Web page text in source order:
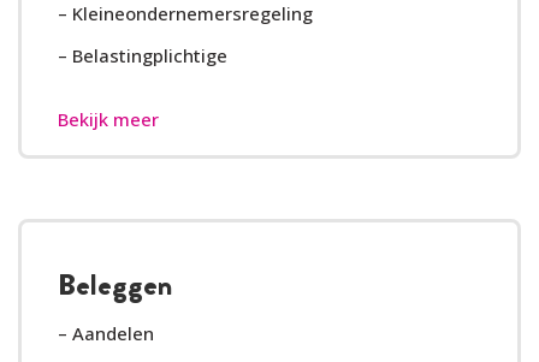
– Kleineondernemersregeling
– Belastingplichtige
Bekijk meer
Beleggen
– Aandelen